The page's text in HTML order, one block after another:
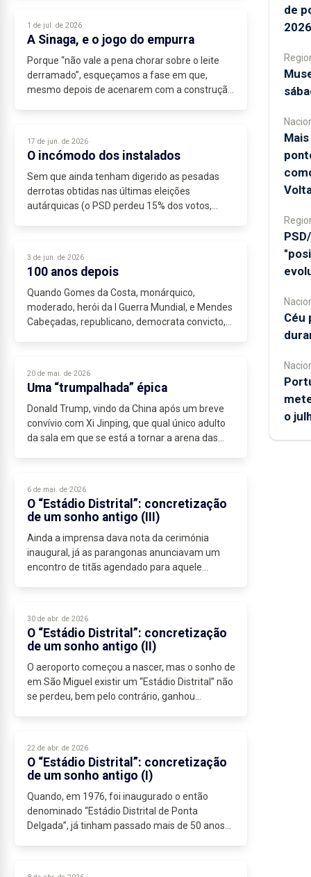
1 de jul. de 2026
A Sinaga, e o jogo do empurra
Porque “não vale a pena chorar sobre o leite
derramado”, esqueçamos a fase em que,
mesmo depois de acenarem com a construção
17 de jun. de 2026
O incómodo dos instalados
Sem que ainda tenham digerido as pesadas
derrotas obtidas nas últimas eleições
autárquicas (o PSD perdeu 15% dos votos,
3 de jun. de 2026
100 anos depois
Quando Gomes da Costa, monárquico,
moderado, herói da I Guerra Mundial, e Mendes
Cabeçadas, republicano, democrata convicto,
20 de mai. de 2026
Uma “trumpalhada” épica
Donald Trump, vindo da China após um breve
convívio com Xi Jinping, que qual único adulto
da sala em que se está a tornar a arena das
6 de mai. de 2026
O “Estádio Distrital”: concretização
de um sonho antigo (III)
Ainda a imprensa dava nota da cerimónia
inaugural, já as parangonas anunciavam um
encontro de titãs agendado para aquele
30 de abr. de 2026
O “Estádio Distrital”: concretização
de um sonho antigo (II)
O aeroporto começou a nascer, mas o sonho de
em São Miguel existir um “Estádio Distrital” não
se perdeu, bem pelo contrário, ganhou
22 de abr. de 2026
O “Estádio Distrital”: concretização
de um sonho antigo (I)
Quando, em 1976, foi inaugurado o então
denominado “Estádio Distrital de Ponta
Delgada”, já tinham passado mais de 50 anos
de
Céu
o